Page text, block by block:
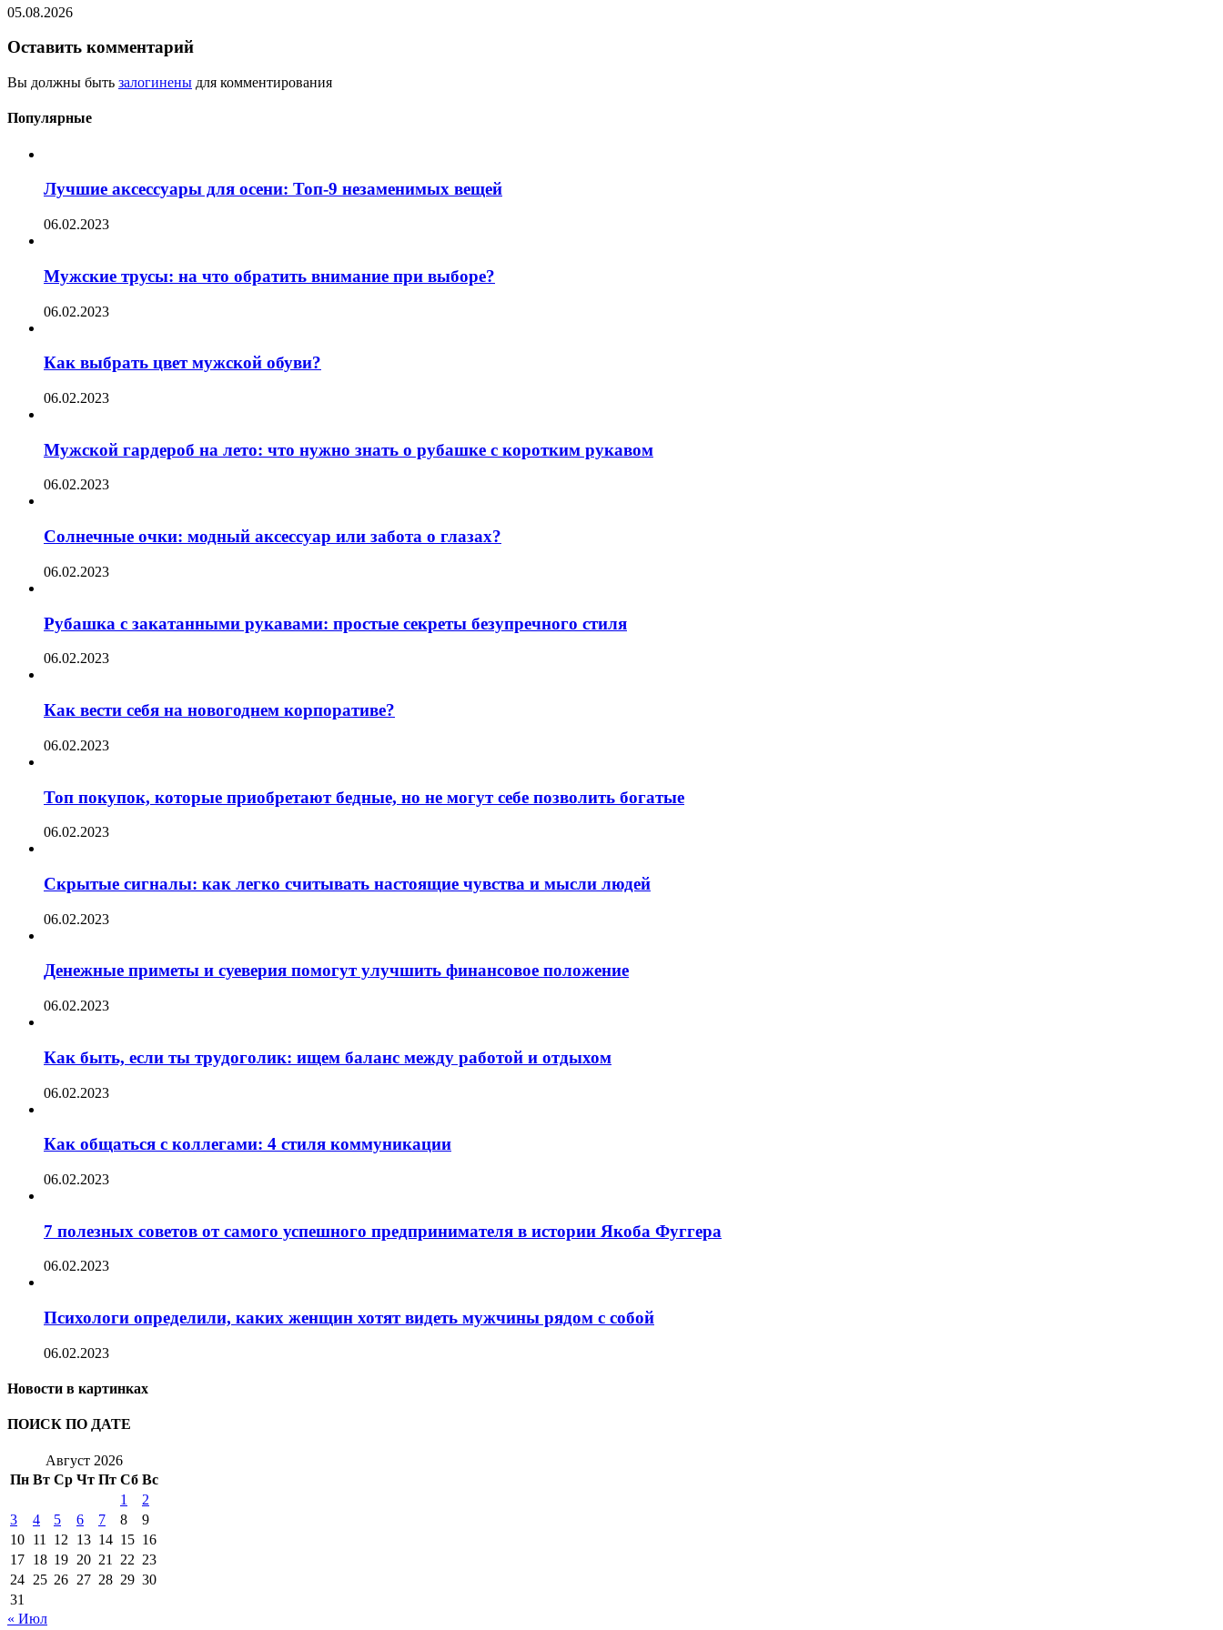
05.08.2026
Оставить комментарий
Вы должны быть залогинены для комментирования
Популярные
Лучшие аксессуары для осени: Топ-9 незаменимых вещей
06.02.2023
Мужские трусы: на что обратить внимание при выборе?
06.02.2023
Как выбрать цвет мужской обуви?
06.02.2023
Мужской гардероб на лето: что нужно знать о рубашке с коротким рукавом
06.02.2023
Солнечные очки: модный аксессуар или забота о глазах?
06.02.2023
Рубашка с закатанными рукавами: простые секреты безупречного стиля
06.02.2023
Как вести себя на новогоднем корпоративе?
06.02.2023
Топ покупок, которые приобретают бедные, но не могут себе позволить богатые
06.02.2023
Скрытые сигналы: как легко считывать настоящие чувства и мысли людей
06.02.2023
Денежные приметы и суеверия помогут улучшить финансовое положение
06.02.2023
Как быть, если ты трудоголик: ищем баланс между работой и отдыхом
06.02.2023
Как общаться с коллегами: 4 стиля коммуникации
06.02.2023
7 полезных советов от самого успешного предпринимателя в истории Якоба Фуггера
06.02.2023
Психологи определили, каких женщин хотят видеть мужчины рядом с собой
06.02.2023
Новости в картинках
ПОИСК ПО ДАТЕ
Август 2026
Пн Вт Ср Чт Пт Сб Вс
1
2
3
4 5 6 7 8
9
10 11 12 13 14 15 16
17 18 19 20 21 22 23
24 25 26 27 28 29 30
31
« Июл